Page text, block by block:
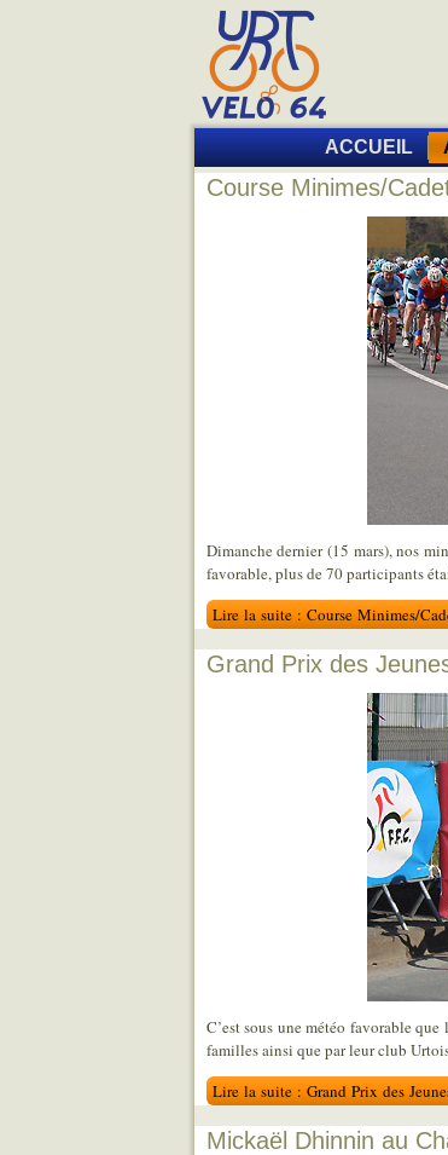
ACCUEIL
Course Minimes/
Dimanche dernier (15 mars), nos
favorable, plus de 70 participants
Lire la suite : Course Minimes/
Grand Prix des
C’est sous une météo favorable
familles ainsi que par leur club
Lire la suite : Grand Prix des
Mickaël Dhinnin au